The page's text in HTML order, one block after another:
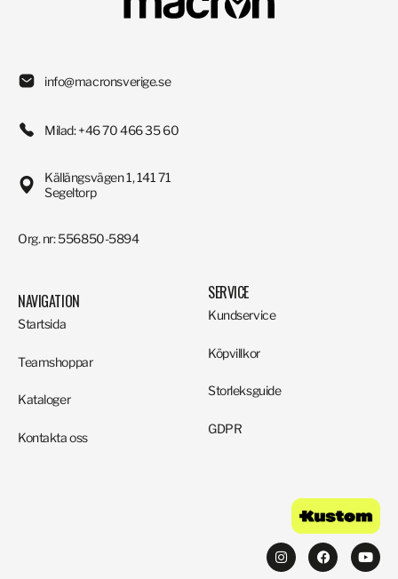
info@macronsverige.se
Milad: +46 70 466 35 60
Källängsvägen 1, 141 71
Segeltorp
Org. nr: 556850-5894
NAVIGATION
Startsida
Teamshoppar
Kataloger
Kontakta oss
SERVICE
Kundservice
Köpvillkor
Storleksguide
GDPR